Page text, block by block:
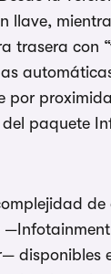
llave,
trasera con
por
paquete
de
disponibles